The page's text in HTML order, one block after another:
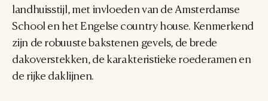
landhuisstijl, met invloeden van de Amsterdamse
School en het Engelse country house. Kenmerkend
zijn de robuuste bakstenen gevels, de brede
dakoverstekken, de karakteristieke roederamen en
de rijke daklijnen.